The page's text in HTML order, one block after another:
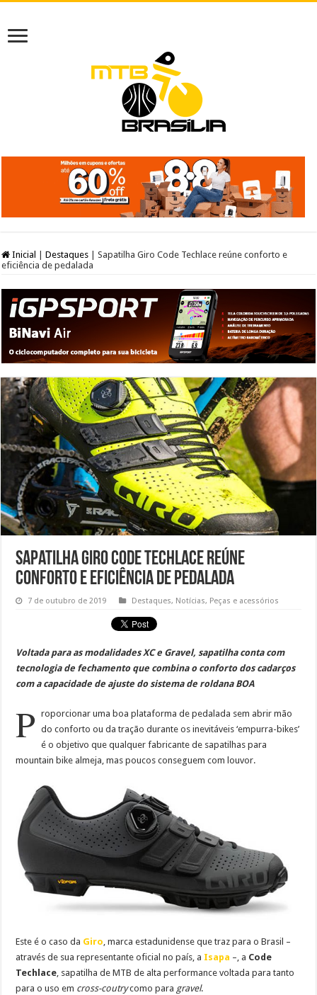
Inicial Destaques
Sapatilha Giro Code Techlace reúne conforto e
eficiência de pedalada
Sapatilha Giro Code Techlace reúne
conforto e eficiência de pedalada
7 de outubro de 2019 Destaques, Notícias, Peças e acessórios
Voltada para as modalidades XC e Gravel, sapatilha conta com
tecnologia de fechamento que combina o conforto dos cadarços
com a capacidade de ajuste do sistema de roldana BOA
P
roporcionar uma boa plataforma de pedalada sem abrir mão
do conforto ou da tração durante os inevitáveis ‘empurra-bikes’
é o objetivo que qualquer fabricante de sapatilhas para
mountain bike almeja, mas poucos conseguem com louvor.
Este é o caso da Giro , marca estadunidense que traz para o Brasil –
através de sua representante oficial no país, a Isapa –, a Code
Techlace , sapatilha de MTB de alta performance voltada para tanto
para o uso em cross-coutrycomo para gravel.